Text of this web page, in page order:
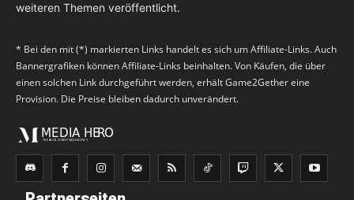
weiteren Themen veröffentlicht.
* Bei den mit (*) markierten Links handelt es sich um Affiliate-Links. Auch
Bannergrafiken können Affiliate-Links beinhalten. Von Käufen, die über
einen solchen Link durchgeführt werden, erhält Game2Gether eine
Provision. Die Preise bleiben dadurch unverändert.